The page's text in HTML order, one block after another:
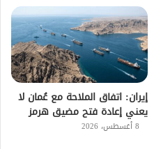
إيران: اتفاق الملاحة مع عُمان لا
يعني إعادة فتح مضيق هرمز
8 أغسطس، 2026